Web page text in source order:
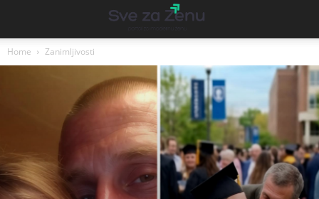
Home Zanimljivosti